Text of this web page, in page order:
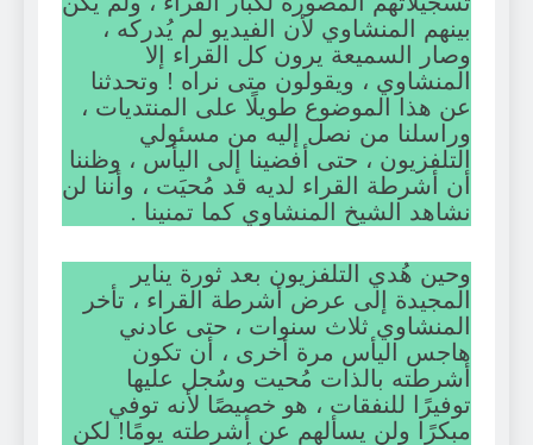
بينهم المنشاوي لأن الفيديو لم يُدركه ،
وصار السميعة يرون كل القراء إلا
المنشاوي ، ويقولون متى نراه ! وتحدثنا
عن هذا الموضوع طويلًا على المنتديات ،
وراسلنا من نصل إليه من مسئولي
التلفزيون ، حتى أفضينا إلى اليأس ، وظننا
أن أشرطة القراء لديه قد مُحيَت ، وأننا لن
نشاهد الشيخ المنشاوي كما تمنينا .
وحين هُدي التلفزيون بعد ثورة يناير
المجيدة إلى عرض أشرطة القراء ، تأخر
المنشاوي ثلاث سنوات ، حتى عادني
هاجس اليأس مرة أخرى ، أن تكون
أشرطته بالذات مُحيت وسُجل عليها
توفيرًا للنفقات ، هو خصيصًا لأنه توفي
مبكرًا ولن يسألهم عن أشرطته يومًا! لكن